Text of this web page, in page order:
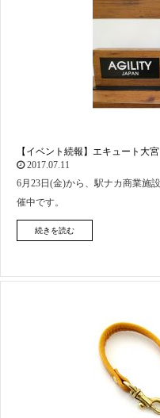
【イベント続報】エキュート大
2017.07.11
6月23日(金)から、駅ナカ商業施
催中です。
続きを読む